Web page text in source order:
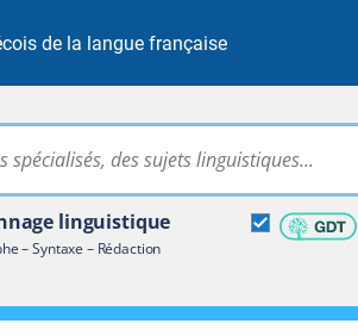
de la langue française
linguistique
– Syntaxe – Rédaction
terminologique